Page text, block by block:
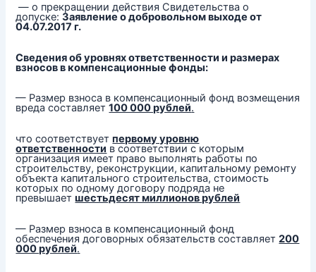
— о прекращении действия Свидетельства о
допуске:Заявление о добровольном выходе от
04.07.2017 г.
Сведения об уровнях ответственности и размерах
взносов в компенсационные фонды:
— Размер взноса в компенсационный фонд возмещения
вреда составляет100 000 рублей.
что соответствуетпервому уровню
ответственности в соответствии с которым
организация имеет право выполнять работы по
строительству, реконструкции, капитальному ремонту
объекта капитального строительства, стоимость
которых по одному договору подряда не
превышаетшестьдесят миллионов рублей
— Размер взноса в компенсационный фонд
обеспечения договорных обязательств составляет200
000 рублей.